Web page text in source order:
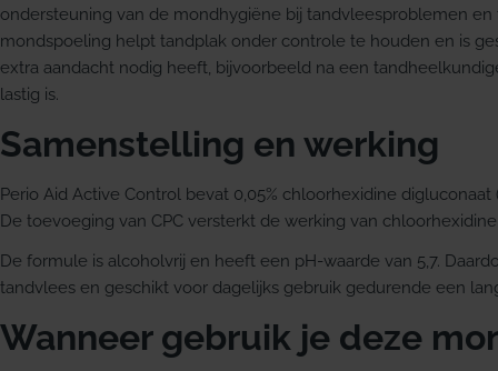
ondersteuning van de mondhygiëne bij tandvleesproblemen en
mondspoeling helpt tandplak onder controle te houden en is
extra aandacht nodig heeft, bijvoorbeeld na een
lastig is.
Samenstelling en werking
Perio Aid Active Control bevat 0,05% chloorhexidine digluconaat
De toevoeging van CPC versterkt de werking van
De formule is alcoholvrij en heeft een pH-waarde van 5,7.
tandvlees en geschikt voor dagelijks gebruik gedurende een
Wanneer gebruik je deze